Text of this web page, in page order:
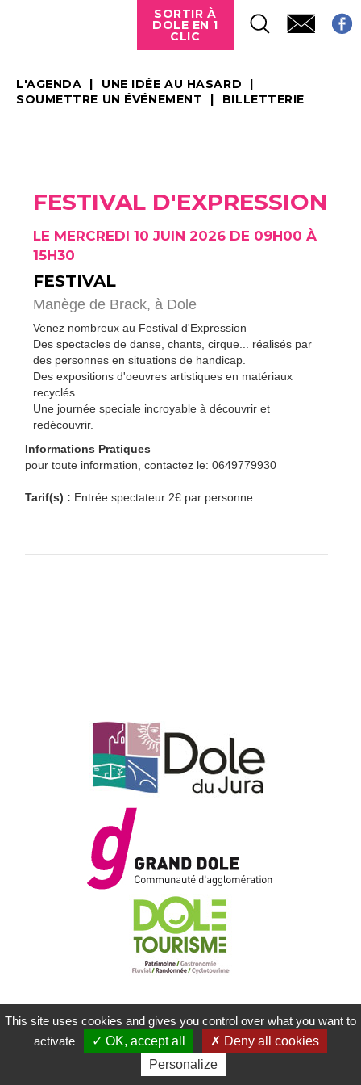
SORTIR À
DOLE EN 1
CLIC
L'AGENDA
UNE IDÉE AU HASARD
SOUMETTRE UN ÉVÉNEMENT
BILLETTERIE
FESTIVAL D'EXPRESSION
LE MERCREDI 10 JUIN 2026 DE 09H00 À
15H30
FESTIVAL
Manège de Brack, à Dole
Venez nombreux au Festival d'Expression
Des spectacles de danse, chants, cirque... réalisés par
des personnes en situations de handicap.
Des expositions d'oeuvres artistiques en matériaux
recyclés...
Une journée speciale incroyable à découvrir et
redécouvrir.
Informations Pratiques
pour toute information, contactez le: 0649779930
Tarif(s) : Entrée spectateur 2€ par personne
MENTIONS LÉGALES
PLAN DU SITE
CONTACTEZ-NOUS
RÉALISATION KOREDGE
This site uses cookies and gives you control over what you want to
activate
OK, accept all
Deny all cookies
Personalize